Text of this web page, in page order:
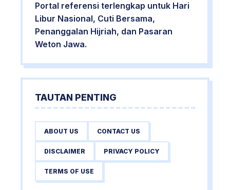
Portal referensi terlengkap untuk Hari
Libur Nasional, Cuti Bersama,
Penanggalan Hijriah, dan Pasaran
Weton Jawa.
TAUTAN PENTING
ABOUT US CONTACT US
DISCLAIMER PRIVACY POLICY
TERMS OF USE